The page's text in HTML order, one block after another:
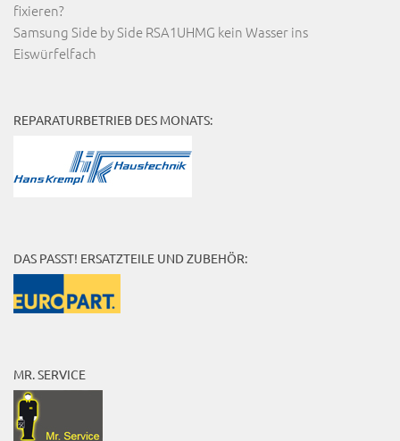
fixieren?
Samsung Side by Side RSA1UHMG kein Wasser ins
Eiswürfelfach
REPARATURBETRIEB DES MONATS:
DAS PASST! ERSATZTEILE UND ZUBEHÖR:
MR. SERVICE